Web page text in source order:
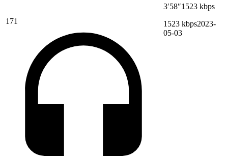
171
3′58″1523 kbps
1523 kbps2023-
05-03